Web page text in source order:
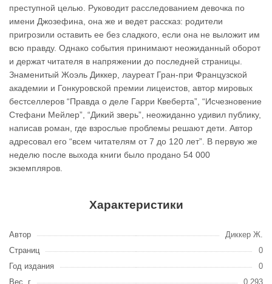
преступной целью. Руководит расследованием девочка по
имени Джозефина, она же и ведет рассказ: родители
пригрозили оставить ее без сладкого, если она не выложит им
всю правду. Однако события принимают неожиданный оборот
и держат читателя в напряжении до последней страницы.
Знаменитый Жоэль Диккер, лауреат Гран-при Французской
академии и Гонкуровской премии лицеистов, автор мировых
бестселлеров “Правда о деле Гарри Квеберта”, “Исчезновение
Стефани Мейлер”, “Дикий зверь”, неожиданно удивил публику,
написав роман, где взрослые проблемы решают дети. Автор
адресовал его “всем читателям от 7 до 120 лет”. В первую же
неделю после выхода книги было продано 54 000
экземпляров.
Характеристики
Автор
Диккер Ж.
Страниц
0
Год издания
0
Вес, г
0.293